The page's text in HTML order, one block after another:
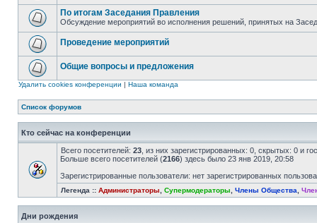
По итогам Заседания Правления
Обсуждение мероприятий во исполнения решений, принятых на
Проведение мероприятий
Общие вопросы и предложения
Удалить cookies конференции | Наша команда
Список форумов
Кто сейчас на конференции
Всего посетителей: 23 , из них зарегистрированных: 0, скрытых: 0 и
Больше всего посетителей (2166) здесь было 23 янв 2019, 20:58
Зарегистрированные пользователи: нет зарегистрированных
Легенда :: Администраторы Супермодераторы Члены Общества
Дни рождения